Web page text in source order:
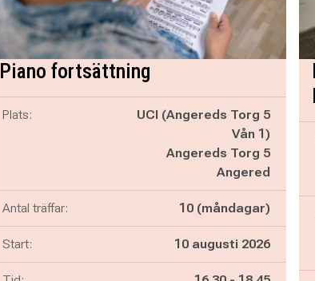
Piano fortsättning
Plats:
UCI (Angereds Torg 5
Vån 1)
Angereds Torg 5
Angered
Antal träffar: 10 (måndagar)
Start: 10 augusti 2026